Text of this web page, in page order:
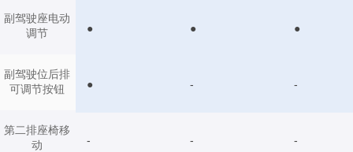
副驾驶座电动
调节
副驾驶位后排
可调节按钮
第二排座椅移
动
● ● ●
● - -
- - -